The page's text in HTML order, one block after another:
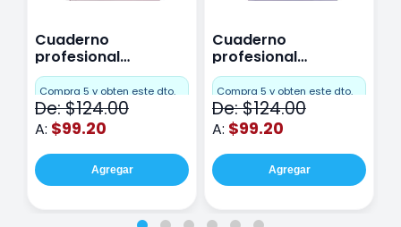
Cuaderno
profesional
Miquelrius Emotions
Cuadro Chico 80
hojas Rosa
Compra 5 y obten este dto.
De: $124.00
A: $99.20
Agregar
Cuaderno
profesional
Miquelrius Emotions
raya 80 hojas
Purpura
Compra 5 y obten este dto.
De: $124.00
A: $99.20
Agregar